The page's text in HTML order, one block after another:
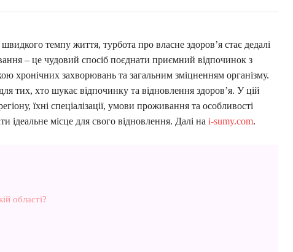
темпу життя, турбота про власне здоров’я стає дедалі
– це чудовий спосіб поєднати приємний відпочинок з
хронічних захворювань та загальним зміцненням організму.
тих, хто шукає відпочинку та відновлення здоров’я. У цій
їхні спеціалізації, умови проживання та особливості
ідеальне місце для свого відновлення. Далі на i-sumy.com.
області?